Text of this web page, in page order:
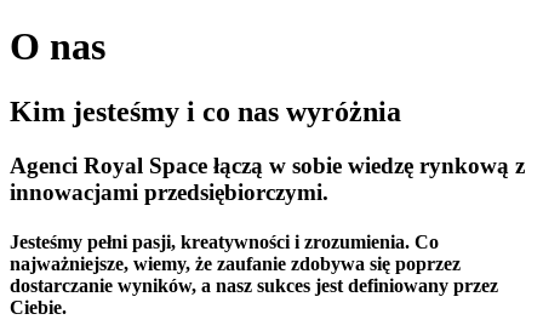
O nas
Kim jesteśmy i co nas wyróżnia
Agenci Royal Space łączą w sobie wiedzę rynkową z
innowacjami przedsiębiorczymi.
Jesteśmy pełni pasji, kreatywności i zrozumienia. Co
najważniejsze, wiemy, że zaufanie zdobywa się poprzez
dostarczanie wyników, a nasz sukces jest definiowany przez
Ciebie.